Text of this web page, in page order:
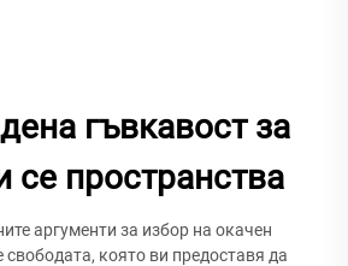
гъвкавост за
пространства
аргументи за избор на окачен
която ви предоставя да